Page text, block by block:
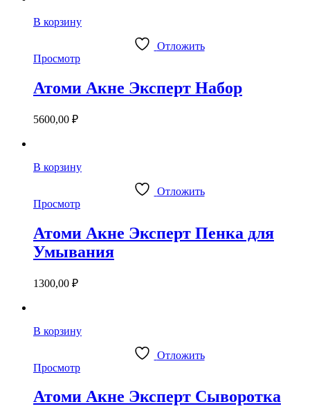
В корзину
Отложить
Просмотр
Атоми Акне Эксперт Набор
5600,00 ₽
В корзину
Отложить
Просмотр
Атоми Акне Эксперт Пенка для
Умывания
1300,00 ₽
В корзину
Отложить
Просмотр
Атоми Акне Эксперт Сыворотка